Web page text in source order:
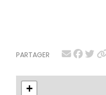
PARTAGER
+